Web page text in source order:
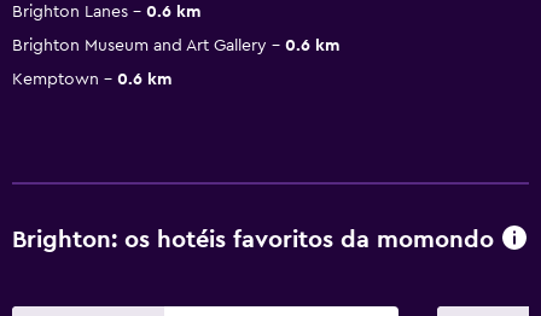
Brighton Lanes
0.6 km
Brighton Museum and Art Gallery
0.6 km
Kemptown
0.6 km
Brighton: os hotéis favoritos da momondo